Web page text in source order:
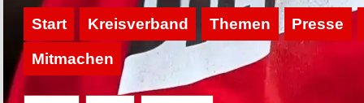
Start Kreisverband Themen Presse
Mitmachen